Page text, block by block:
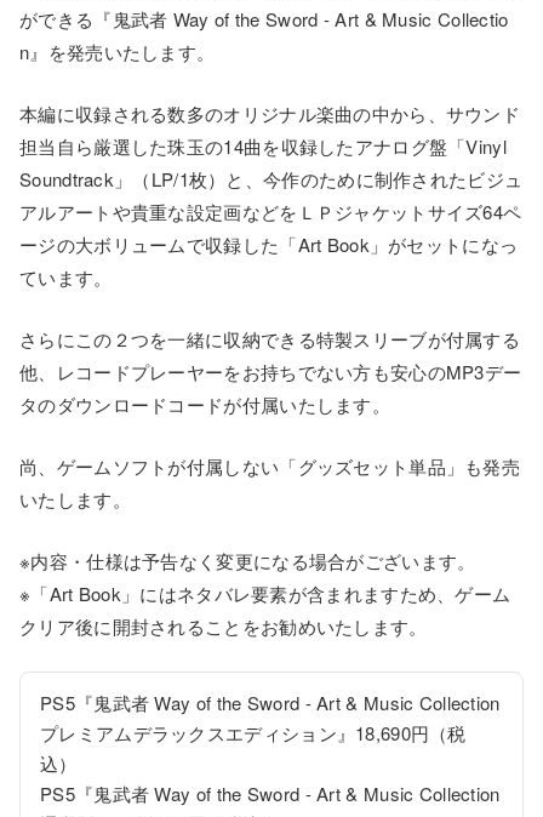
ができる『鬼武者 Way of the Sword - Art & Music Collectio
n』を発売いたします。
本編に収録される数多のオリジナル楽曲の中から、サウンド
担当自ら厳選した珠玉の14曲を収録したアナログ盤「Vinyl
Soundtrack」（LP/1枚）と、今作のために制作されたビジュ
アルアートや貴重な設定画などをＬＰジャケットサイズ64ペ
ージの大ボリュームで収録した「Art Book」がセットになっ
ています。
さらにこの２つを一緒に収納できる特製スリーブが付属する
他、レコードプレーヤーをお持ちでない方も安心のMP3デー
タのダウンロードコードが付属いたします。
尚、ゲームソフトが付属しない「グッズセット単品」も発売
いたします。
※内容・仕様は予告なく変更になる場合がございます。
※「Art Book」にはネタバレ要素が含まれますため、ゲーム
クリア後に開封されることをお勧めいたします。
PS5『鬼武者 Way of the Sword - Art & Music Collection
プレミアムデラックスエディション』18,690円（税
込）
PS5『鬼武者 Way of the Sword - Art & Music Collection